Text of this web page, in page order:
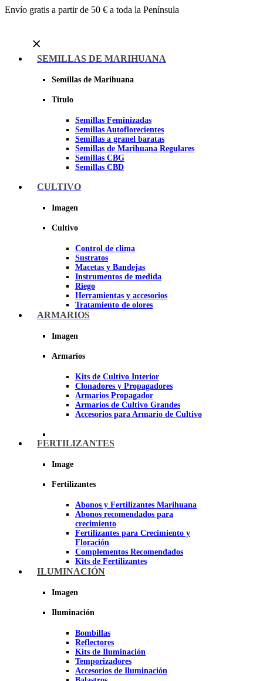
Envío gratis a partir de 50 € a toda la Península
SEMILLAS DE MARIHUANA
Semillas de Marihuana
Titulo
Semillas Feminizadas
Semillas Autoflorecientes
Semillas a granel baratas
Semillas de Marihuana Regulares
Semillas CBG
Semillas CBD
Sheer seeds
CULTIVO
Imagen
Cultivo
Control de clima
Sustratos
Macetas y Bandejas
Instrumentos de medida
Riego
Herramientas y accesorios
Tratamiento de olores
Insecticidas y fungicidas
Papel Reflectante para cultivo de
ARMARIOS
Imagen
Armarios
Kits de Cultivo Interior
Clonadores y Propagadores
Armarios Propagador
Armarios de Cultivo Grandes
Accesorios para Armario de Cultivo
FERTILIZANTES
Image
Fertilizantes
Abonos y Fertilizantes Marihuana
Abonos recomendados para
crecimiento
Fertilizantes para Crecimiento y
Floración
Complementos Recomendados
Kits de Fertilizantes
ILUMINACIÓN
Imagen
Iluminación
Bombillas
Reflectores
Kits de Iluminación
Temporizadores
Accesorios de Iluminación